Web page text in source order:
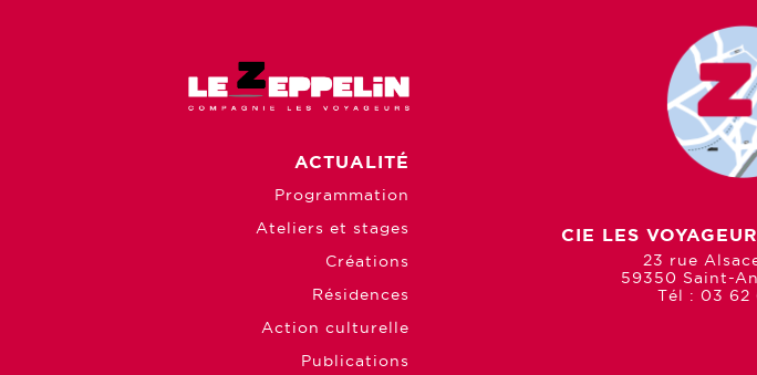
ACTUALITÉ
Programmation
Ateliers et stages
Créations
Résidences
Action culturelle
Publications
CIE LES
23 rue
59350 Saint-
Tél : 03 62